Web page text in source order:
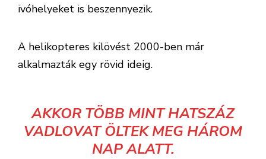
ivóhelyeket is beszennyezik.
A helikopteres kilövést 2000-ben már
alkalmazták egy rövid ideig.
AKKOR TÖBB MINT HATSZÁZ
VADLOVAT ÖLTEK MEG HÁROM
NAP ALATT.